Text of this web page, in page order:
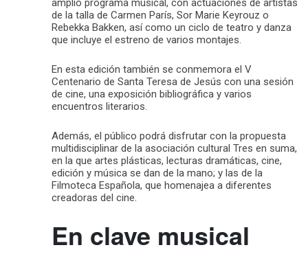
amplio programa musical, con actuaciones de artistas
de la talla de Carmen París, Sor Marie Keyrouz o
Rebekka Bakken, así como un ciclo de teatro y danza
que incluye el estreno de varios montajes.
En esta edición también se conmemora el V
Centenario de Santa Teresa de Jesús con una sesión
de cine, una exposición bibliográfica y varios
encuentros literarios.
Además, el público podrá disfrutar con la propuesta
multidisciplinar de la asociación cultural Tres en suma,
en la que artes plásticas, lecturas dramáticas, cine,
edición y música se dan de la mano; y las de la
Filmoteca Española, que homenajea a diferentes
creadoras del cine.
En clave musical